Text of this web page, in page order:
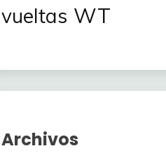
vueltas WT
Archivos